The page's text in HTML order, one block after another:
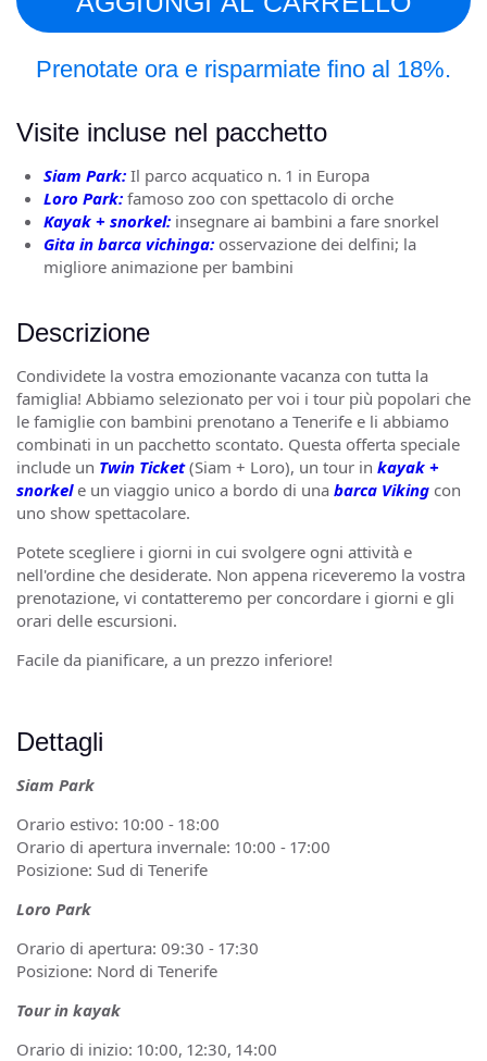
Prenotate ora e risparmiate fino al 18%.
Visite incluse nel pacchetto
Siam Park: Il parco acquatico n. 1 in Europa
Loro Park: famoso zoo con spettacolo di orche
Kayak + snorkel: insegnare ai bambini a fare snorkel
Gita in barca vichinga: osservazione dei delfini; la
migliore animazione per bambini
Descrizione
Condividete la vostra emozionante vacanza con tutta la
famiglia! Abbiamo selezionato per voi i tour più popolari che
le famiglie con bambini prenotano a Tenerife e li abbiamo
combinati in un pacchetto scontato. Questa offerta speciale
include un Twin Ticket(Siam + Loro), un tour in kayak +
snorkele un viaggio unico a bordo di una barca Viking con
uno show spettacolare.
Potete scegliere i giorni in cui svolgere ogni attività e
nell'ordine che desiderate. Non appena riceveremo la vostra
prenotazione, vi contatteremo per concordare i giorni e gli
orari delle escursioni.
Facile da pianificare, a un prezzo inferiore!
Dettagli
Siam Park
Orario estivo: 10:00 - 18:00
Orario di apertura invernale: 10:00 - 17:00
Posizione: Sud di Tenerife
Loro Park
Orario di apertura: 09:30 - 17:30
Posizione: Nord di Tenerife
Tour in kayak
Orario di inizio: 10:00, 12:30, 14:00